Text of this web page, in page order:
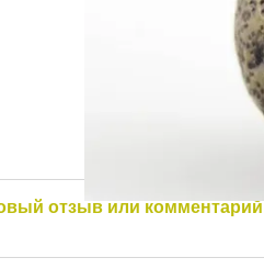
отзыв или комментарий